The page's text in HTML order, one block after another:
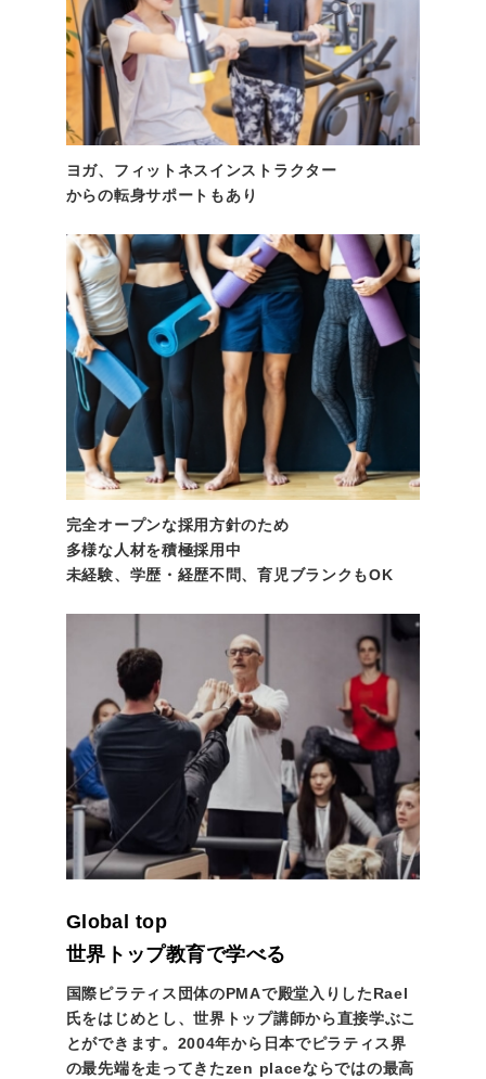
ヨガ、フィットネスインストラクター
からの転身サポートもあり
完全オープンな採用方針のため
多様な人材を積極採用中
未経験、学歴・経歴不問、育児ブランクもOK
Global top
世界トップ教育で学べる
国際ピラティス団体のPMAで殿堂入りしたRael
氏をはじめとし、世界トップ講師から直接学ぶこ
とができます。2004年から日本でピラティス界
の最先端を走ってきたzen placeならではの最高